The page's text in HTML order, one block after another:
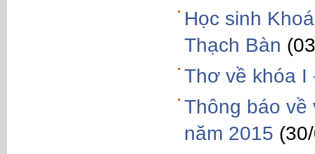
Học sinh
Thạch Bàn
Thơ về khóa I
Thông báo về
năm 2015